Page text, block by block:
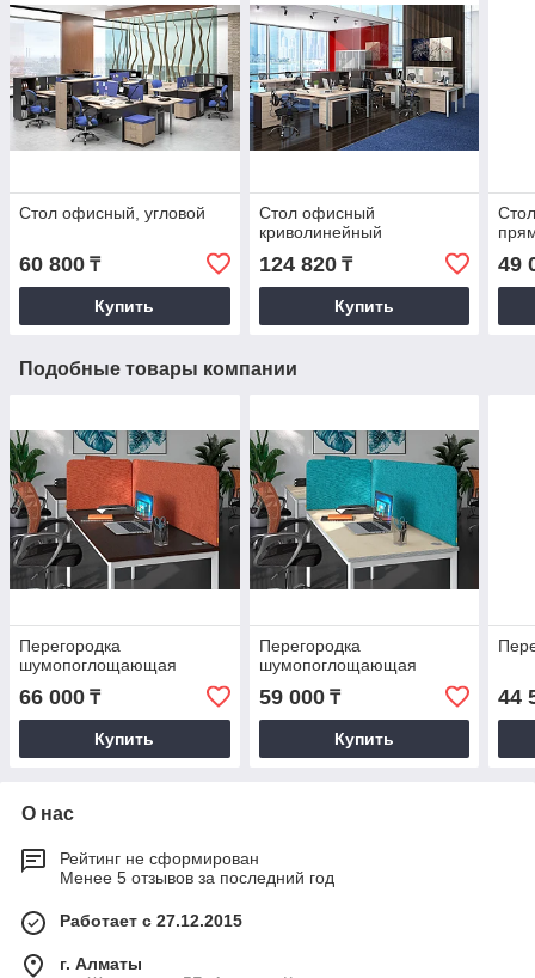
Стол офисный, угловой
60 800 ₸
Купить
Стол офисный
криволинейный
124 820₸
Купить
49
Подобные товары компании
Перегородка
шумопоглощающая
66 000 ₸
Купить
Перегородка
шумопоглощающая
59 000₸
Купить
44
О нас
Рейтинг не сформирован
Менее 5 отзывов за последний год
Работает с 27.12.2015
г. Алматы